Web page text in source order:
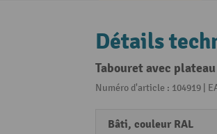
Détails
Tabouret avec
Numéro d'article : 104919 |
Bâti, couleur RAL